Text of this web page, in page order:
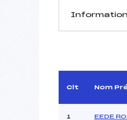
Arbitre :
Clt Nom
1 EEDE